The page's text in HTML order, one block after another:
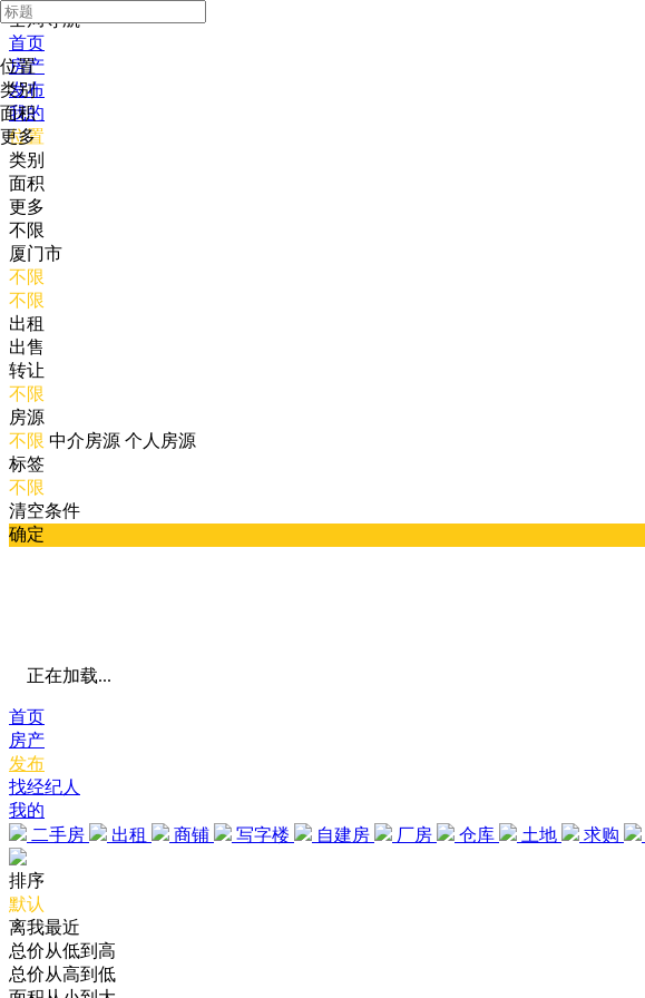
全局导航
首页
房产
发布
我的
位置
类别
面积
更多
位置
类别
面积
更多
不限
厦门市
不限
不限
出租
出售
转让
不限
房源
不限 中介房源 个人房源
标签
不限
清空条件
确定
正在加载...
首页
房产
发布
找经纪人
我的
二手房
出租 商铺 写字楼 自建房 厂房 仓库 土地 求购
排序
默认
离我最近
总价从低到高
总价从高到低